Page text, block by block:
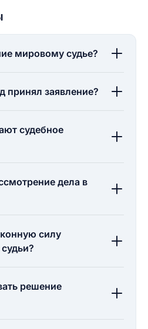
мировому судье?
принял заявление?
судебное
дела в
силу
решение